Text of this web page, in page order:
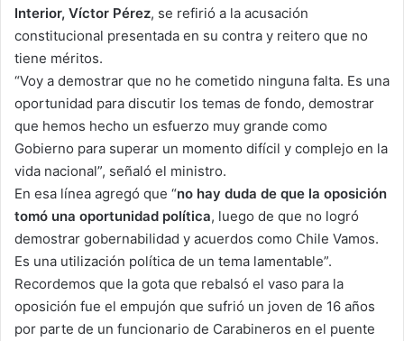
Interior, Víctor Pérez, se refirió a la acusación
constitucional presentada en su contra y reitero que no
tiene méritos.
“Voy a demostrar que no he cometido ninguna falta. Es una
oportunidad para discutir los temas de fondo, demostrar
que hemos hecho un esfuerzo muy grande como
Gobierno para superar un momento difícil y complejo en la
vida nacional”, señaló el ministro.
En esa línea agregó que “no hay duda de que la oposición
tomó una oportunidad política, luego de que no logró
demostrar gobernabilidad y acuerdos como Chile Vamos.
Es una utilización política de un tema lamentable”.
Recordemos que la gota que rebalsó el vaso para la
oposición fue el empujón que sufrió un joven de 16 años
por parte de un funcionario de Carabineros en el puente